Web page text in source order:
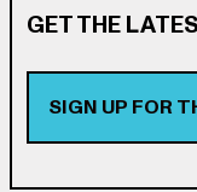
GET THE
SIGN UP FOR